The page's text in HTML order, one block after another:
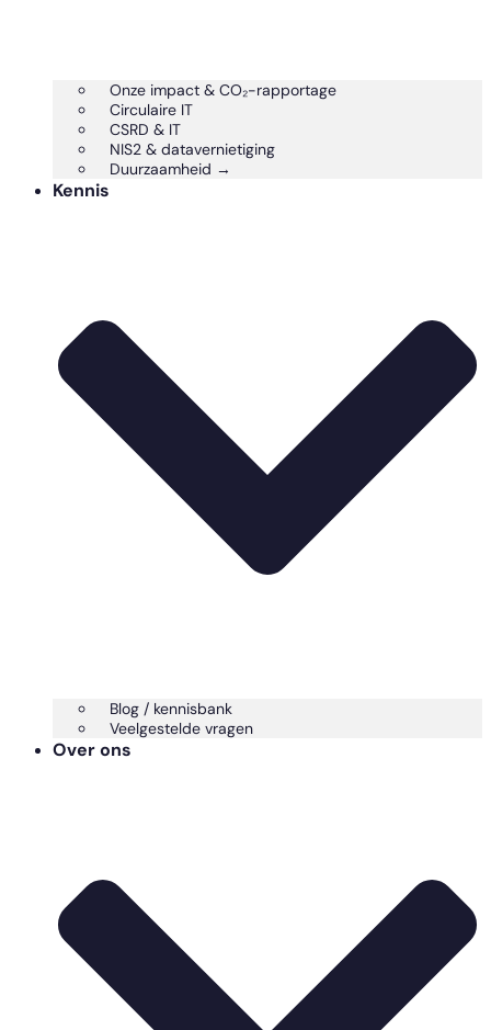
Onze impact & CO₂-rapportage
Circulaire IT
CSRD & IT
NIS2 & datavernietiging
Duurzaamheid →
Kennis
Blog / kennisbank
Veelgestelde vragen
Over ons